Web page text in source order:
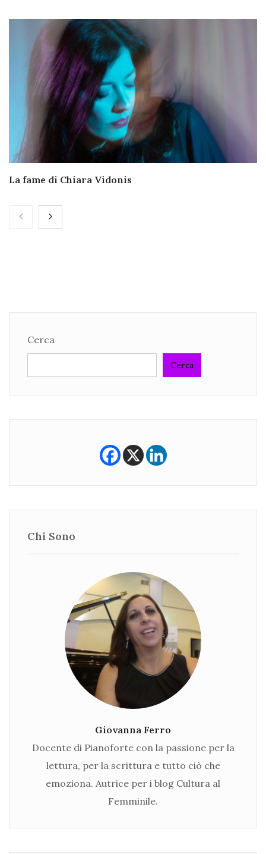
La fame di Chiara Vidonis
Cerca
Cerca
Chi Sono
Giovanna Ferro
Docente di Pianoforte con la passione per la
lettura, per la scrittura e tutto ciò che
emoziona. Autrice per i blog Cultura al
Femminile.